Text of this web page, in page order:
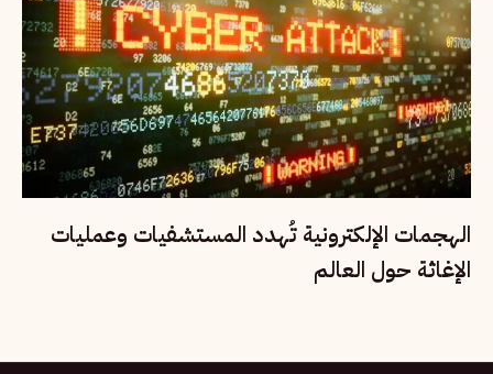
الهجمات الإلكترونية تُهدد المستشفيات وعمليات
الإغاثة حول العالم